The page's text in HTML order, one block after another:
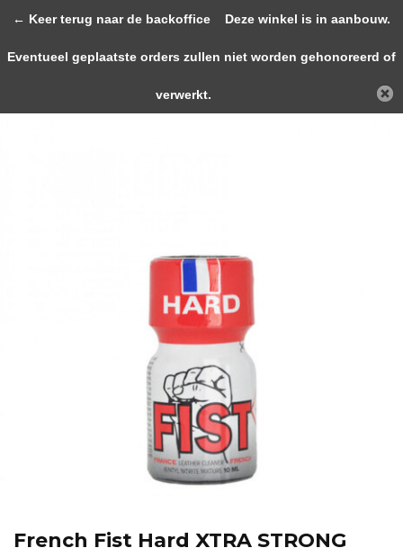
Home French Fist Hard XTRA STRONG 1...
French Fist Hard XTRA STRONG
← Keer terug naar de backoffice Deze winkel is in aanbouw.
Eventueel geplaatste orders zullen niet worden gehonoreerd of
verwerkt.